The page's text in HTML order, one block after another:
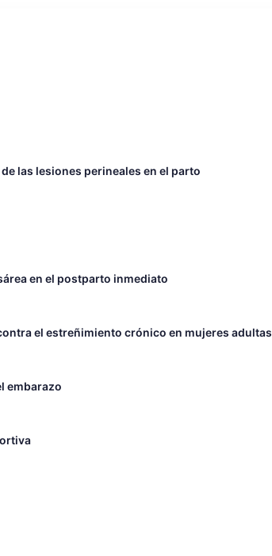
las lesiones perineales en el parto
en el postparto inmediato
el estreñimiento crónico en mujeres adultas
embarazo